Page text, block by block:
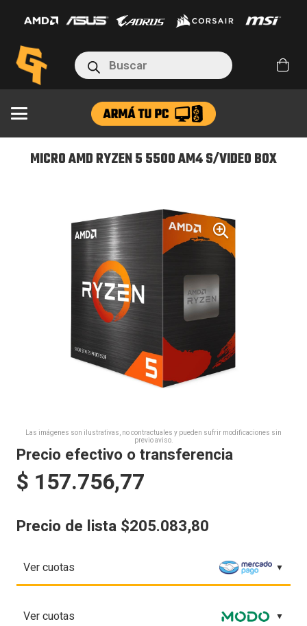
Búsqueda
de
productos
MICRO AMD RYZEN 5 5500 AM4 S/VIDEO BOX
Las imágenes son ilustrativas, no contractuales y pueden sufrir modificaciones sin
previo aviso.
Precio efectivo o transferencia
$ 157.756,77
Precio de lista $205.083,80
Ver cuotas
Ver cuotas
5
5500
AM4
S/VIDEO
BOX
cantidad